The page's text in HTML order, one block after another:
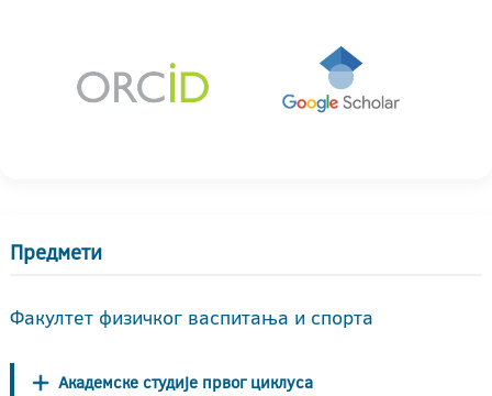
Предмети
Факултет физичког васпитања и спорта
Академске студије првог циклуса